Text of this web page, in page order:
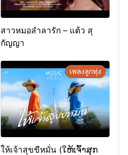
สาวหมอลำลารัก – แต้ว สุ
กัญญา
เพลงลูกทุ่ง
ให้เจ้าสุขขีหมั่น (ໃຫ້ເຈົ້າສຸກ